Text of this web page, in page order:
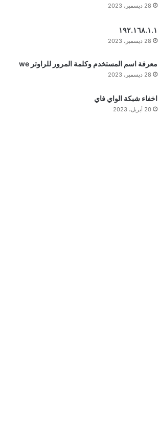
28 ديسمبر، 2023
١٩٢.١٦٨.١.١
28 ديسمبر، 2023
معرفة اسم المستخدم وكلمة المرور للراوتر we
28 ديسمبر، 2023
اخفاء شبكة الواي فاي
20 أبريل، 2023